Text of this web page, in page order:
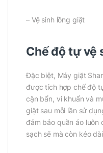
– Vệ sinh lồng giặt
Chế độ tự vệ
Đặc biệt, Máy giặt
được tích hợp chế độ
cặn bẩn, vi khuẩn và
giặt sau mỗi lần sử
đảm bảo quần áo
sạch sẽ mà còn kéo